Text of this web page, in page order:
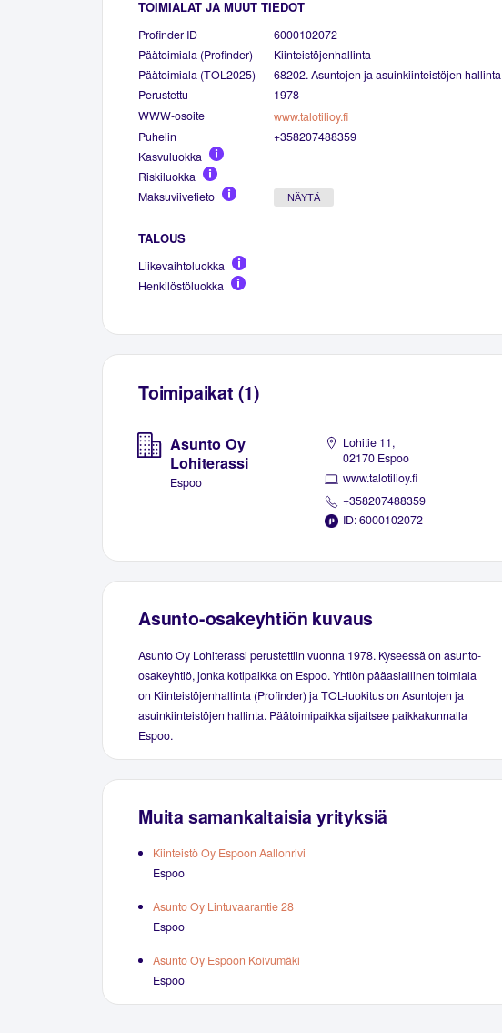
TOIMIALAT JA MUUT TIEDOT
Profinder ID
6000102072
Päätoimiala (Profinder)
Kiinteistöjenhallinta
Päätoimiala (TOL2025)
68202. Asuntojen ja asuinkiinteistöjen hallinta
Perustettu
1978
WWW-osoite
www.talotilioy.fi
Puhelin
+358207488359
Kasvuluokka
Riskiluokka
Maksuviivetieto
NÄYTÄ
TALOUS
Liikevaihtoluokka
Henkilöstöluokka
Toimipaikat (1)
Asunto Oy
Lohiterassi
Espoo
Lohitie 11,
02170 Espoo
www.talotilioy.fi
+358207488359
ID: 6000102072
Asunto-osakeyhtiön kuvaus
Asunto Oy Lohiterassi perustettiin vuonna 1978. Kyseessä on asunto-
osakeyhtiö, jonka kotipaikka on Espoo. Yhtiön pääasiallinen toimiala
on Kiinteistöjenhallinta (Profinder) ja TOL-luokitus on Asuntojen ja
asuinkiinteistöjen hallinta. Päätoimipaikka sijaitsee paikkakunnalla
Espoo.
Muita samankaltaisia yrityksiä
Kiinteistö Oy Espoon Aallonrivi
Espoo
Asunto Oy Lintuvaarantie 28
Espoo
Asunto Oy Espoon Koivumäki
Espoo